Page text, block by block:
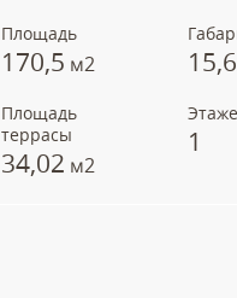
Площадь
170,5 м2
Площадь
террасы
34,02 м2
1